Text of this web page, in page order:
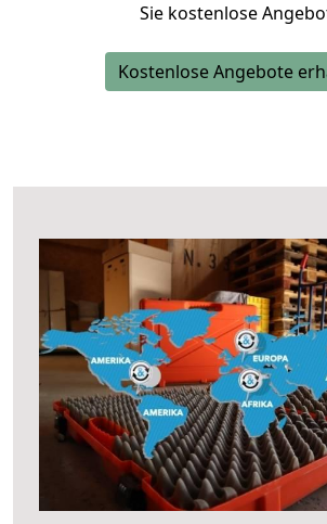
Sie kostenlose
Kostenlose Angebote